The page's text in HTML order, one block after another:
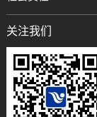
Copyright©️
Reserved.